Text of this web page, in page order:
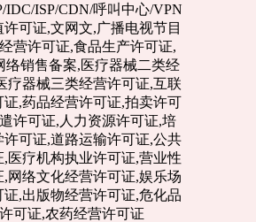
IDC/ISP/CDN/呼叫中心/VPN
可证,文网文,广播电视节目
营许可证,食品生产许可证,
络销售备案,医疗器械二类经
疗器械三类经营许可证,互联
证,药品经营许可证,拍卖许可
许可证,人力资源许可证,培
许可证,道路运输许可证,公共
,医疗机构执业许可证,营业性
,网络文化经营许可证,娱乐场
证,出版物经营许可证,危化品
可证,农药经营许可证